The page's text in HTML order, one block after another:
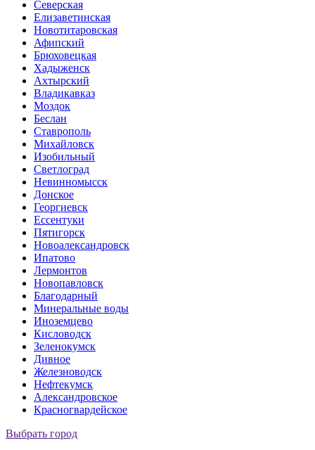
Северская
Елизаветинская
Новотитаровская
Афипский
Брюховецкая
Хадыженск
Ахтырский
Владикавказ
Моздок
Беслан
Ставрополь
Михайловск
Изобильный
Светлоград
Невинномысск
Донское
Георгиевск
Ессентуки
Пятигорск
Новоалександровск
Ипатово
Лермонтов
Новопавловск
Благодарный
Минеральные воды
Иноземцево
Кисловодск
Зеленокумск
Дивное
Железноводск
Нефтекумск
Александровское
Красногвардейское
Выбрать город